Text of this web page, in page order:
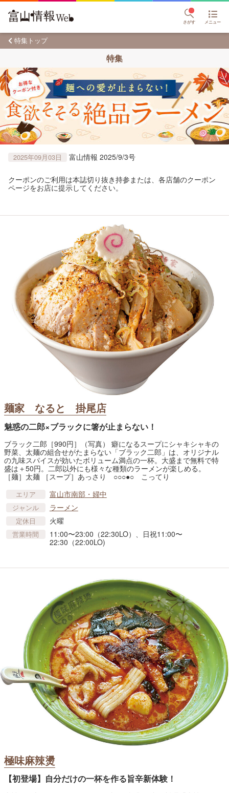
さがす メニュー
特集トップ
特集
2025年09月03日 富山情報 2025/9/3号
クーポンのご利用は本誌切り抜き持参または、各店舗のクーポン
ページをお店に提示してください。
麺家 なると 掛尾店
魅惑の二郎×ブラックに箸が止まらない！
ブラック二郎［990円］（写真） 癖になるスープにシャキシャキの
野菜、太麺の組合せがたまらない「ブラック二郎」は、オリジナル
の九味スパイスが効いたボリューム満点の一杯。大盛まで無料で特
盛は＋50円。二郎以外にも様々な種類のラーメンが楽しめる。
［麺］太麺 ［スープ］あっさり ○○○●○ こってり
エリア 富山市南部・婦中
ジャンル ラーメン
定休日 火曜
営業時間
11:00〜23:00（22:30LO）、日祝11:00〜
22:30（22:00LO)
極味麻辣燙
【初登場】自分だけの一杯を作る旨辛新体験！